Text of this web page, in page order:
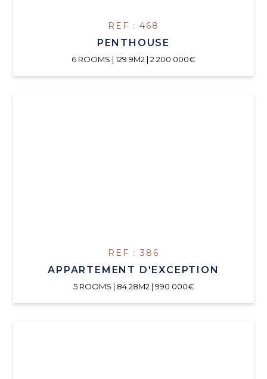
REF : 468
PENTHOUSE
6 ROOMS | 129.9M2 | 2 200 000€
REF : 386
APPARTEMENT D'EXCEPTION
5 ROOMS | 84.28M2 | 990 000€